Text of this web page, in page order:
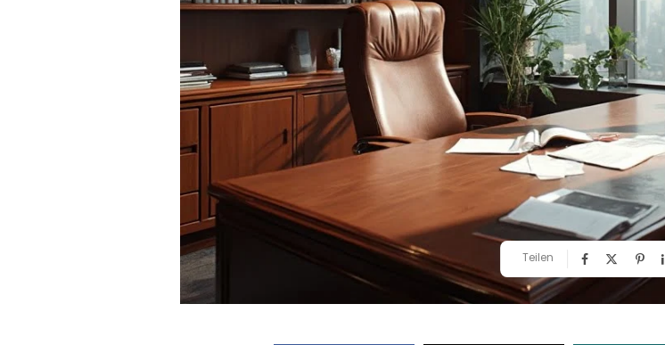
Teilen